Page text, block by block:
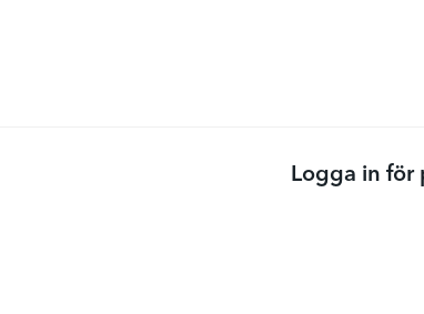
Logga in för